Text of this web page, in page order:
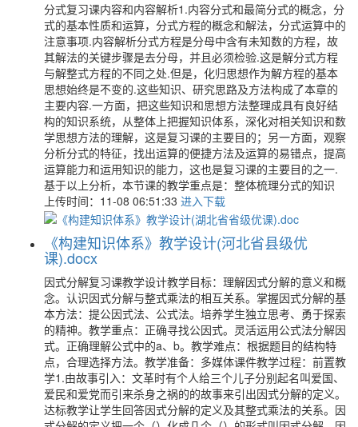
分式复习课内容和内容解析1.内容分式和最简分式的概念，分
式的基本性质和运算，分式方程的概念和解法，分式运算中的
注意事项.内容解析分式方程是分母中含有未知数的方程，故
其解法的关键步骤是去分母，并且必须检验.这是解分式方程
与解整式方程的不同之处.但是，化归思想作为解方程的基本
思想始终是不变的.这些知识、研究思路及方法构成了本章的
主要内容.一方面，把这些知识和思想方法整理成具有良好结
构的知识系统，从整体上把握知识体系，深化对相关知识和数
学思想方法的理解，这是复习课的主要目的；另一方面，观察
分析分式的特征，找出运算的便捷方法及运算的易错点，提高
运算能力和运用知识的能力，这也是复习课的主要目的之一.
基于以上分析，本节课的教学重点是：整体梳理分式的知识
上传时间：11-08 06:51:33 进入下载
《构建知识体系》教学设计(河北省县级优
课).docx
因式分解复习课教学设计教学目标：理解因式分解的意义和概
念。认识因式分解与整式乘法的相互关系。掌握因式分解的基
本方法：提公因式法、公式法。培养学生独立思考、勇于探索
的精神。教学重点：正确寻找公因式。灵活运用公式法分解因
式。正确理解公式中的a、b。教学难点：根据题目的结构特
点，合理选择方法。教学准备：多媒体课件教学过程：前置教
学1.由故事引入：文革时有个人给三个儿子分别起名叫爱国、
爱民和爱党而引来杀身之祸的的故事来引出因式分解的定义。
达标教学让学生回答因式分解的定义及其整式乘法的关系。因